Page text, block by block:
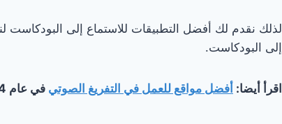
إلى البودكاست.
اقرأ أيضا: أفضل مواقع للعمل في التفريغ الصوتي في عام 2024